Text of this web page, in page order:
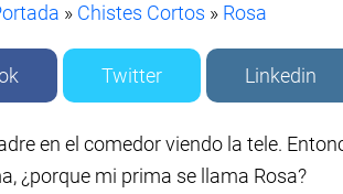
» Chistes Cortos » Rosa
Twitter Linkedin
en el comedor viendo la tele.
¿porque mi prima se llama Rosa?